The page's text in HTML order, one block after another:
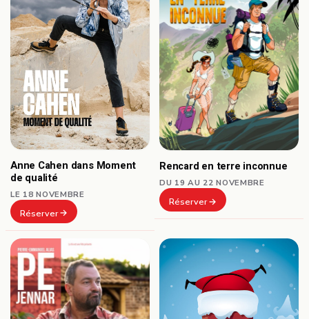
Anne Cahen dans Moment
de qualité
LE 18 NOVEMBRE
Réserver
Rencard en terre inconnue
DU 19 AU 22 NOVEMBRE
Réserver